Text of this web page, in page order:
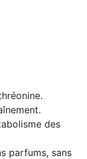
des
parfums, sans